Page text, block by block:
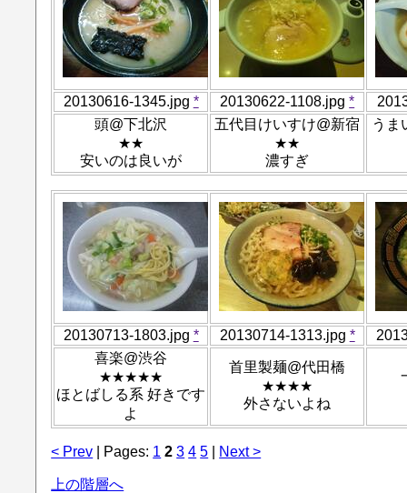
20130616-1345.jpg * 20130622-1108.jpg*
頭@下北沢
★★
安いのは良いが
五代目けいすけ@新宿
★★
濃すぎ
うま
20130713-1803.jpg * 20130714-1313.jpg *
喜楽@渋谷
★★★★★
ほとばしる系 好きです
よ
首里製麺@代田橋
★★★★
外さないよね
< Prev | Pages: 1 2 3 4 5 Next >
上の階層へ